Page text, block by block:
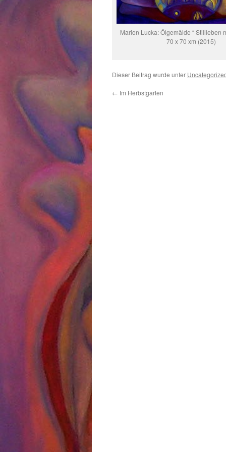
Marion Lucka: Ölgemälde “ Stillleben
70 x 70 xm (2015)
Dieser Beitrag wurde unter
← Im Herbstgarten